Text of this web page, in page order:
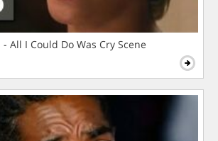
All I Could Do Was Cry Scene